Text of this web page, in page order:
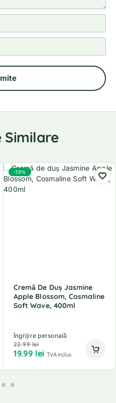
Similare
-13%
Cremă De Duș Jasmine
Apple Blossom, Cosmaline
Soft Wave, 400ml
Îngrijire personală
22.99lei
19.99 lei TVA inclus